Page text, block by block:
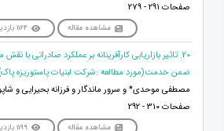
صفحات 291 - 279
مشاهده مقاله 1164 بازدید
20. تاثیر بازاریابی کارآفرینانه بر عملکرد صادراتی با
ضمن خدمت(مورد مطالعه :شرکت لبنیات پاستوریزه
مصطفی موحدی* و سرور ماندگار و فرزانه بحیرایی و
صفحات 310 - 292
مشاهده مقاله 1199 بازدید